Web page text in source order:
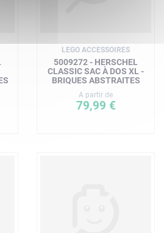
LEGO ACCESSOIRES
5009272 - HERSCHEL
CLASSIC SAC À DOS XL -
BRIQUES ABSTRAITES
A partir de
79,99 €